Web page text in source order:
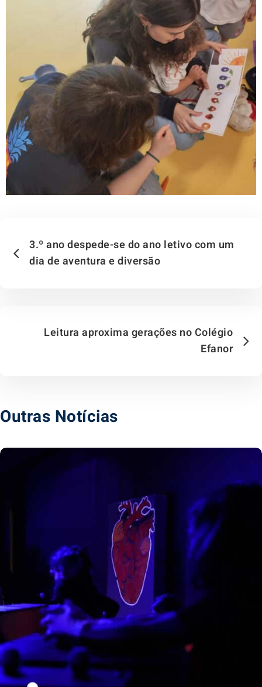
3.º ano despede-se do ano letivo com um
dia de aventura e diversão
Leitura aproxima gerações no Colégio
Efanor
Outras Notícias